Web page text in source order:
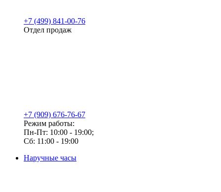
+7 (499) 841-00-76
Отдел продаж
+7 (909) 676-76-67
Режим работы:
Пн-Пт: 10:00 - 19:00;
Сб: 11:00 - 19:00
Наручные часы